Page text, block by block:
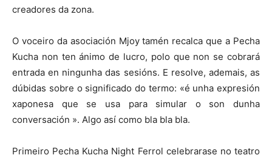
creadores da zona.
O voceiro da asociación Mjoy tamén recalca que a Pecha
Kucha non ten ánimo de lucro, polo que non se cobrará
entrada en ningunha das sesións. E resolve, ademais, as
dúbidas sobre o significado do termo: «é unha expresión
xaponesa que se usa para simular o son dunha
conversación ». Algo así como bla bla bla.
Primeiro Pecha Kucha Night Ferrol celebrarase no teatro